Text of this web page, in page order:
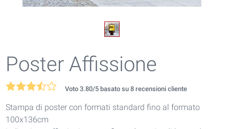
Poster Affissione
Voto 3.80/5 basato su 8 recensioni cliente
Stampa di poster con formati standard fino al formato
100x136cm